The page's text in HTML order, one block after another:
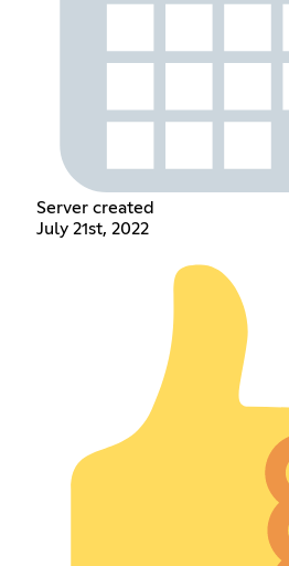
Server created
July 21st, 2022